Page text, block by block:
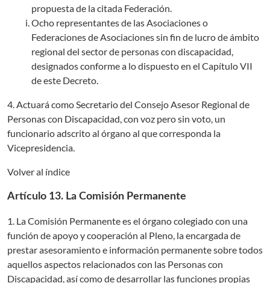
propuesta de la citada Federación.
Ocho representantes de las Asociaciones o
Federaciones de Asociaciones sin fin de lucro de ámbito
regional del sector de personas con discapacidad,
designados conforme a lo dispuesto en el Capítulo VII
de este Decreto.
4. Actuará como Secretario del Consejo Asesor Regional de
Personas con Discapacidad, con voz pero sin voto, un
funcionario adscrito al órgano al que corresponda la
Vicepresidencia.
Volver al índice
Artículo 13. La Comisión Permanente
1. La Comisión Permanente es el órgano colegiado con una
función de apoyo y cooperación al Pleno, la encargada de
prestar asesoramiento e información permanente sobre todos
aquellos aspectos relacionados con las Personas con
Discapacidad, así como de desarrollar las funciones propias